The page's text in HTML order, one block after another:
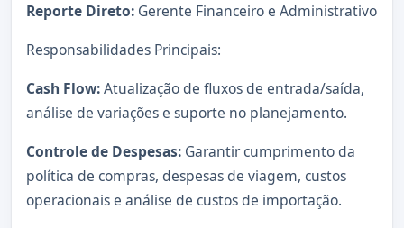
Reporte Direto: Gerente Financeiro e Administrativo
Responsabilidades Principais:
Cash Flow:Atualização de fluxos de entrada/saída,
análise de variações e suporte no planejamento.
Controle de Despesas: Garantir cumprimento da
política de compras, despesas de viagem, custos
operacionais e análise de custos de importação.